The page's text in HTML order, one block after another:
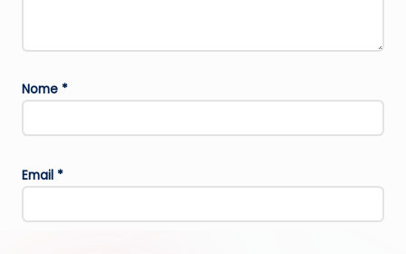
Nome *
Email *